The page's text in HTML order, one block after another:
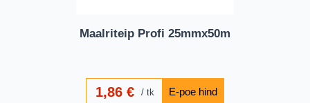
Maalriteip Profi 25mmx50m
1,86€ tk